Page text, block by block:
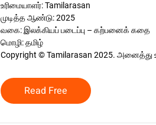
உரிமையாளர்: Tamilarasan
முடித்த ஆண்டு: 2025
வகை: இலக்கியப் படைப்பு – கற்பனைக் கதை
மொழி: தமிழ்
Copyright © Tamilarasan 2025. அனைத்து
Read Free